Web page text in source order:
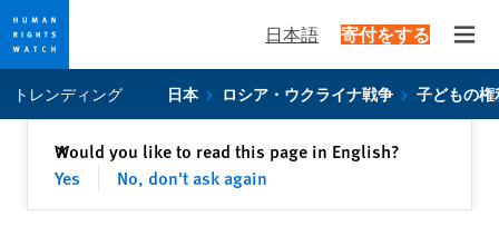
privacy
content
日本語 寄付をする
トレンディング 日本 ロシア・ウクライナ戦争 子どもの権
Would you like to read this page in English?
Yes
No, don't ask again
✕閉じる